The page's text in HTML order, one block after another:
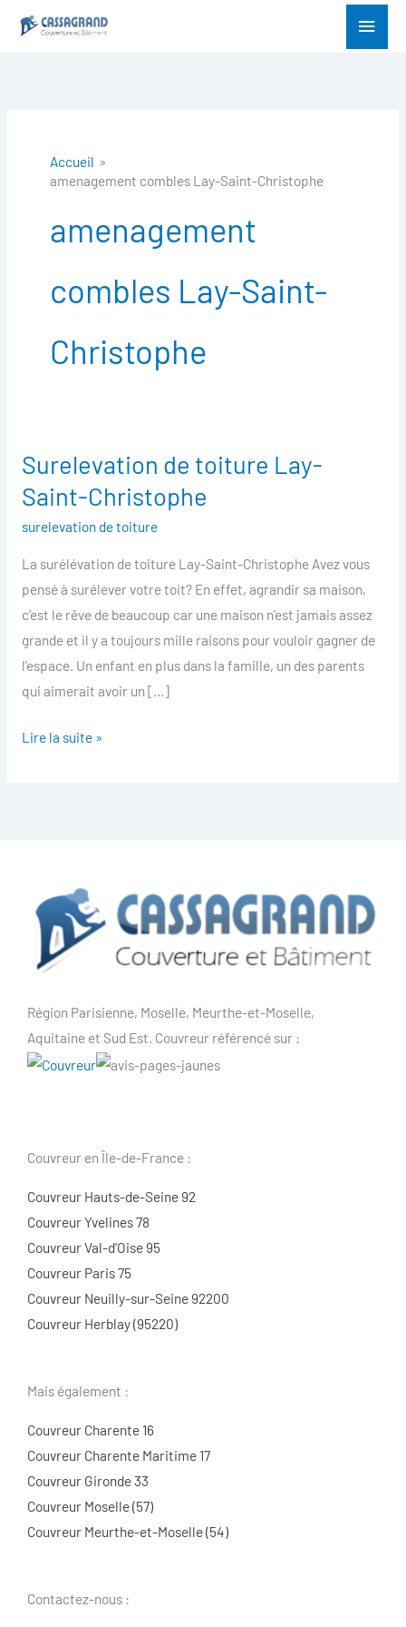
Menu
Accueil
amenagement combles Lay-Saint-Christophe
amenagement
combles Lay-Saint-
Christophe
Surelevation de toiture Lay-
Saint-Christophe
surelevation de toiture
La surélévation de toiture Lay-Saint-Christophe Avez vous
pensé à surélever votre toit? En effet, agrandir sa maison,
c’est le rêve de beaucoup car une maison n’est jamais assez
grande et il y a toujours mille raisons pour vouloir gagner de
l’espace. Un enfant en plus dans la famille, un des parents
qui aimerait avoir un […]
Surelevation
de
toiture
Lay-
Saint-
Christophe
Lire la suite »
Région Parisienne, Moselle, Meurthe-et-Moselle,
Aquitaine et Sud Est. Couvreur référencé sur :
Couvreur en Île-de-France :
Couvreur Hauts-de-Seine 92
Couvreur Yvelines 78
Couvreur Val-d’Oise 95
Couvreur Paris 75
Couvreur Neuilly-sur-Seine 92200
Couvreur Herblay (95220)
Mais également :
Couvreur Charente 16
Couvreur Charente Maritime 17
Couvreur Gironde 33
Couvreur Moselle (57)
Couvreur Meurthe-et-Moselle (54)
Contactez-nous :